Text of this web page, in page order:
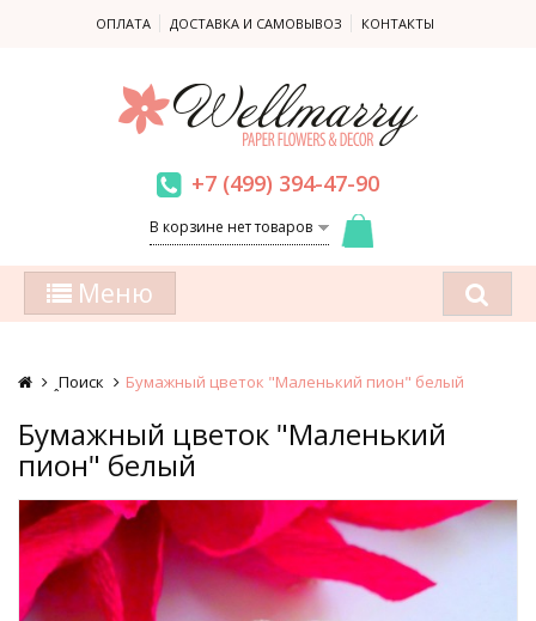
ОПЛАТА ДОСТАВКА И САМОВЫВОЗ КОНТАКТЫ
+7 (499) 394-47-90
В корзине нет товаров
Меню
ꞈПоиск Бумажный цветок "Маленький пион" белый
Бумажный цветок "Маленький
пион" белый